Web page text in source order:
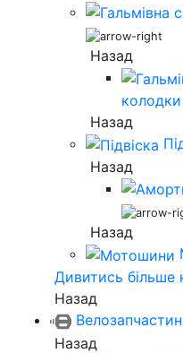
Назад
колодки
Назад
Назад
Назад
Дивитись більше
Назад
Назад